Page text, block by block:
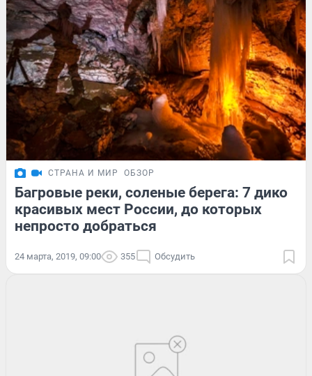
СТРАНА И МИР ОБЗОР
Багровые реки, соленые берега: 7 дико
красивых мест России, до которых
непросто добраться
24 марта, 2019, 09:00 355 Обсудить